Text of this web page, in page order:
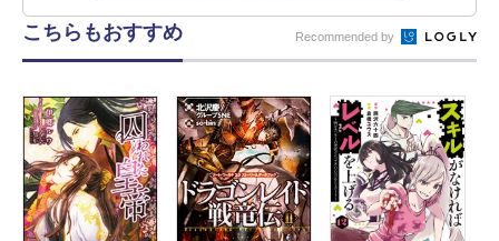
こちらもおすすめ Recommended by